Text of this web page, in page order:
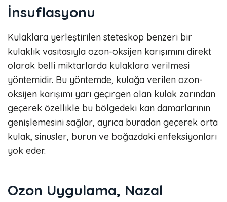
İnsuflasyonu
Kulaklara yerleştirilen steteskop benzeri bir
kulaklık vasıtasıyla ozon-oksijen karışımını direkt
olarak belli miktarlarda kulaklara verilmesi
yöntemidir. Bu yöntemde, kulağa verilen ozon-
oksijen karışımı yarı geçirgen olan kulak zarından
geçerek özellikle bu bölgedeki kan damarlarının
genişlemesini sağlar, ayrıca buradan geçerek orta
kulak, sinusler, burun ve boğazdaki enfeksiyonları
yok eder.
Ozon Uygulama, Nazal